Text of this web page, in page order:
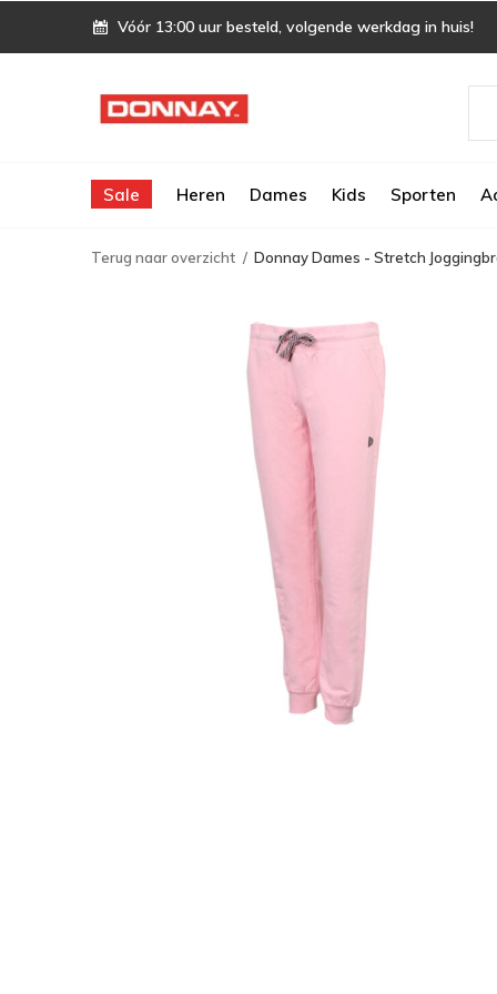
Sale Heren Dames Kids Sporten
Vóór 13:00 uur besteld, volgende werkdag in huis!
Terug naar overzicht Donnay Dames - Stretch